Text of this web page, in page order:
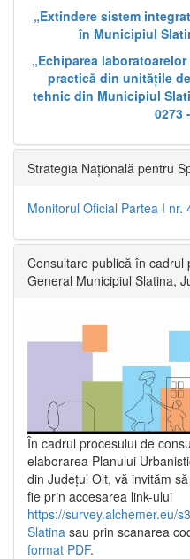
„Extindere sistem
în Municipiul
„Echiparea
practică din unitățile
tehnic din Municipiul
0273
Strategia Națională pentru
Monitorul Oficial Partea I nr.
Consultare publică în cadrul
General Municipiul Slatina,
În cadrul procesului de
elaborarea Planului
din Județul Olt, vă invităm
fie prin accesarea link-ului
https://survey.alchemer.eu/
Slatina sau prin scanarea
format PDF.